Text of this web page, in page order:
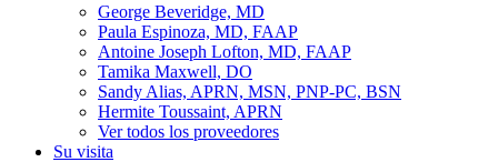
George Beveridge, MD
Paula Espinoza, MD, FAAP
Antoine Joseph Lofton, MD, FAAP
Tamika Maxwell, DO
Sandy Alias, APRN, MSN, PNP-PC, BSN
Hermite Toussaint, APRN
Ver todos los proveedores
Su visita